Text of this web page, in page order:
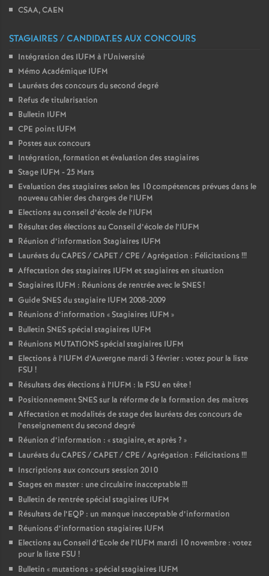
CSAA, CAEN
STAGIAIRES / CANDIDAT.ES AUX CONCOURS
Intégration des IUFM à l’Université
Mémo Académique IUFM
Lauréats des concours du second degré
Refus de titularisation
Bulletin IUFM
CPE point IUFM
Postes aux concours
Intégration, formation et évaluation des stagiaires
Stage IUFM - 25 Mars
Evaluation des stagiaires selon les 10 compétences prévues dans le
nouveau cahier des charges de l’IUFM
Elections au conseil d’école de l’IUFM
Résultat des élections au Conseil d’école de l’IUFM
Réunion d’information Stagiaires IUFM
Lauréats du CAPES / CAPET / CPE / Agrégation : Félicitations !!!
Affectation des stagiaires IUFM et stagiaires en situation
Stagiaires IUFM : Réunions de rentrée avec le SNES!
Guide SNES du stagiaire IUFM 2008-2009
Réunions d’information «Stagiaires IUFM »
Bulletin SNES spécial stagiaires IUFM
Réunions MUTATIONS spécial stagiaires IUFM
Elections à l’IUFM d’Auvergne mardi 3 février : votez pour la liste
FSU !
Résultats des élections à l’IUFM : la FSU en tête!
Positionnement SNES sur la réforme de la formation des maîtres
Affectation et modalités de stage des lauréats des concours de
l’enseignement du second degré
Réunion d’information : «stagiaire, et après ? »
Lauréats du CAPES / CAPET / CPE / Agrégation : Félicitations !!!
Inscriptions aux concours session 2010
Stages en master : une circulaire inacceptable!!!
Bulletin de rentrée spécial stagiaires IUFM
Résultats de l’EQP : un manque inacceptable d’information
Réunions d’information stagiaires IUFM
Elections au Conseil d’Ecole de l’IUFM mardi 10 novembre : votez
pour la liste FSU !
Bulletin « mutations » spécial stagiaires IUFM